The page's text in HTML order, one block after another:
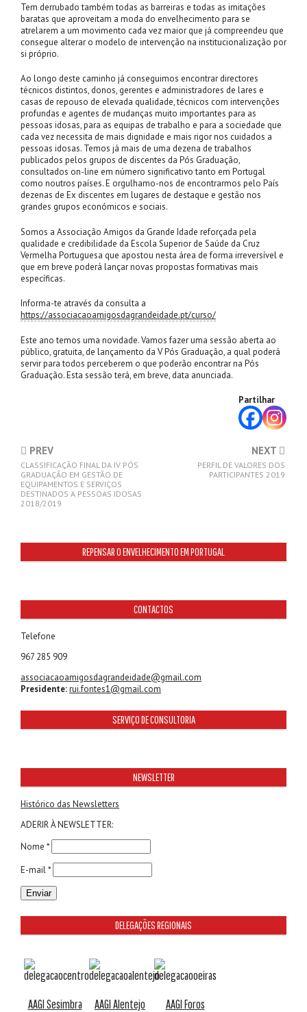
Tem derrubado também todas as barreiras e todas as imitações
baratas que aproveitam a moda do envelhecimento para se
atrelarem a um movimento cada vez maior que já compreendeu que
consegue alterar o modelo de intervenção na institucionalização por
si próprio.
Ao longo deste caminho já conseguimos encontrar directores
técnicos distintos, donos, gerentes e administradores de lares e
casas de repouso de elevada qualidade, técnicos com intervenções
profundas e agentes de mudanças muito importantes para as
pessoas idosas, para as equipas de trabalho e para a sociedade que
cada vez necessita de mais dignidade e mais rigor nos cuidados a
pessoas idosas. Temos já mais de uma dezena de trabalhos
publicados pelos grupos de discentes da Pós Graduação,
consultados on-line em número significativo tanto em Portugal
como noutros países. E orgulhamo-nos de encontrarmos pelo País
dezenas de Ex discentes em lugares de destaque e gestão nos
grandes grupos económicos e sociais.
Somos a Associação Amigos da Grande Idade reforçada pela
qualidade e credibilidade da Escola Superior de Saúde da Cruz
Vermelha Portuguesa que apostou nesta área de forma irreversível e
que em breve poderá lançar novas propostas formativas mais
específicas.
Informa-te através da consulta a
https://associacaoamigosdagrandeidade.pt/curso/
Este ano temos uma novidade. Vamos fazer uma sessão aberta ao
público, gratuita, de lançamento da V Pós Graduação, a qual poderá
servir para todos perceberem o que poderão encontrar na Pós
Graduação. Esta sessão terá, em breve, data anunciada.
Partilhar
PREV
CLASSIFICAÇÃO FINAL DA IV PÓS
GRADUAÇÃO EM GESTÃO DE
EQUIPAMENTOS E SERVIÇOS
DESTINADOS A PESSOAS IDOSAS
2018/2019
NEXT
PERFIL DE VALORES DOS
PARTICIPANTES 2019
REPENSAR O ENVELHECIMENTO EM PORTUGAL
CONTACTOS
Telefone
967 285 909
associacaoamigosdagrandeidade@gmail.com
Presidente:rui.fontes1@gmail.com
SERVIÇO DE CONSULTORIA
NEWSLETTER
Histórico das Newsletters
ADERIR À NEWSLETTER:
Nome *
E-mail *
DELEGAÇÕES REGIONAIS
AAGI Sesimbra AAGI Alentejo
AAGI Foros